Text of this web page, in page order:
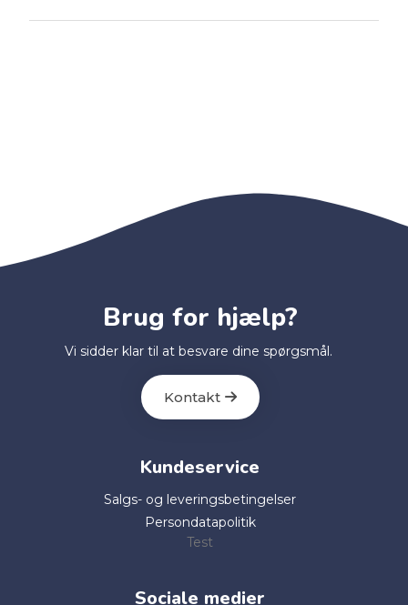
Brug for hjælp?
Vi sidder klar til at besvare dine spørgsmål.
Kontakt
Kundeservice
Salgs- og leveringsbetingelser
Persondatapolitik
Test
Sociale medier